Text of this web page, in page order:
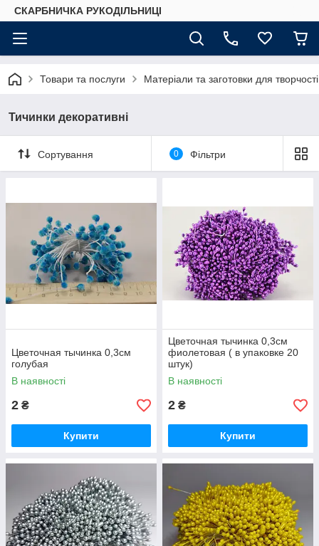
СКАРБНИЧКА РУКОДІЛЬНИЦІ
Товари та послуги Матеріали та заготовки для творчості
Тичинки декоративні
Сортування 0 Фільтри
Цветочная тычинка 0,3см
голубая
В наявності
2 ₴
Купити
Цветочная тычинка 0,3см
фиолетовая ( в упаковке 20
штук)
В наявності
2 ₴
Купити